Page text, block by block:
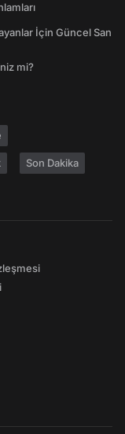
İçin Güncel San
mi?
Son Dakika